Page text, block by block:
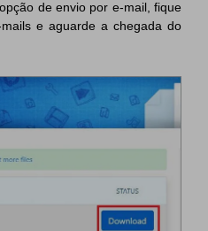
de envio por e-mail, fique
e aguarde a chegada do